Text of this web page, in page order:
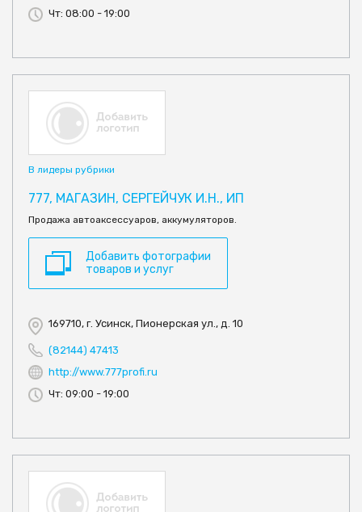
Чт: 08:00 - 19:00
В лидеры рубрики
777, МАГАЗИН, СЕРГЕЙЧУК И.Н., ИП
Продажа автоаксессуаров, аккумуляторов.
Добавить фотографии
товаров и услуг
169710, г. Усинск, Пионерская ул., д. 10
(82144) 47413
http://www.777profi.ru
Чт: 09:00 - 19:00